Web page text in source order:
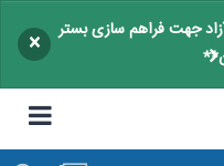
جهت فراهم سازی بستر
×